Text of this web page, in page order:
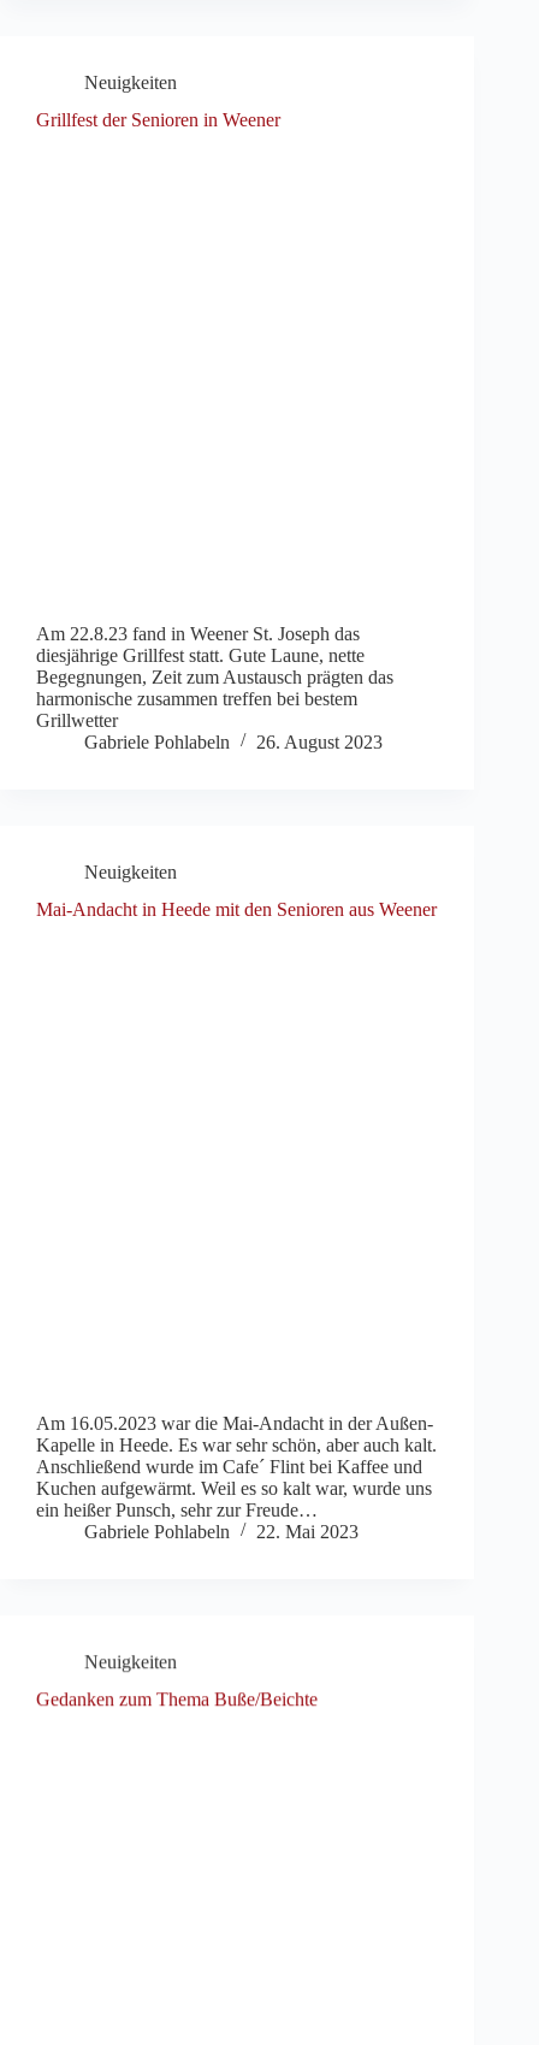
Neuigkeiten
Grillfest der Senioren in Weener
Am 22.8.23 fand in Weener St. Joseph das
diesjährige Grillfest statt. Gute Laune, nette
Begegnungen, Zeit zum Austausch prägten das
harmonische zusammen treffen bei bestem
Grillwetter
Gabriele Pohlabeln
26. August 2023
Neuigkeiten
Mai-Andacht in Heede mit den Senioren aus Weener
Am 16.05.2023 war die Mai-Andacht in der Außen-
Kapelle in Heede. Es war sehr schön, aber auch kalt.
Anschließend wurde im Cafe´ Flint bei Kaffee und
Kuchen aufgewärmt. Weil es so kalt war, wurde uns
ein heißer Punsch, sehr zur Freude…
Gabriele Pohlabeln
22. Mai 2023
Neuigkeiten
Gedanken zum Thema Buße/Beichte